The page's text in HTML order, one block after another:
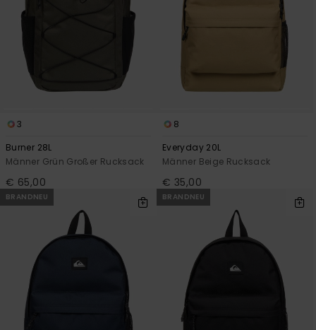
3
Burner 28L
Männer Grün Großer Rucksack
€ 65,00
8
Everyday 20L
Männer Beige Rucksack
€ 35,00
BRANDNEU BRANDNEU